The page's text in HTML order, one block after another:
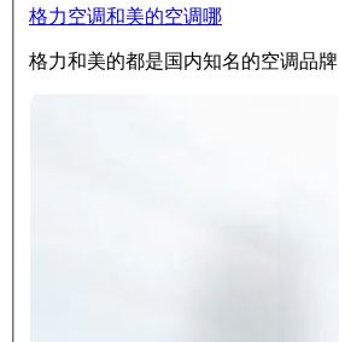
格力空调和美的空调哪
格力和美的都是国内知名的空调品